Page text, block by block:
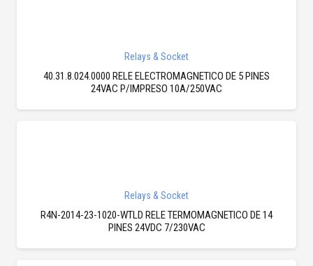
Relays & Socket
40.31.8.024.0000 RELE ELECTROMAGNETICO DE 5 PINES
24VAC P/IMPRESO 10A/250VAC
Relays & Socket
R4N-2014-23-1020-WTLD RELE TERMOMAGNETICO DE 14
PINES 24VDC 7/230VAC